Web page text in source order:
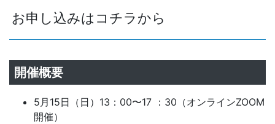
お申し込みはコチラから
開催概要
5月15日（日）13：00〜17 ：30（オンラインZOOM
開催）